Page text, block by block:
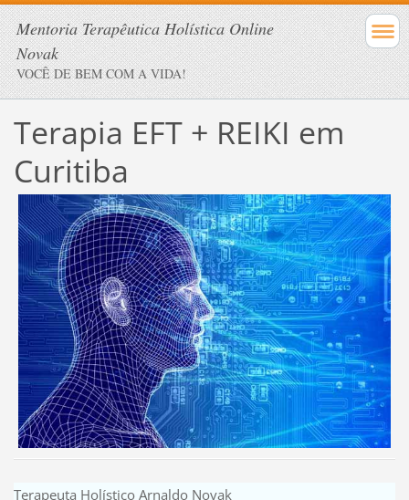
Mentoria Terapêutica Holística Online
Novak
VOCÊ DE BEM COM A VIDA!
Terapia EFT + REIKI em
Curitiba
Terapeuta Holístico Arnaldo Novak